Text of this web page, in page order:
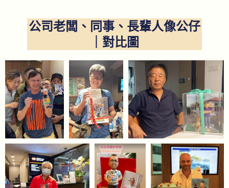
公司老闆、同事、長輩人像公仔
｜對比圖